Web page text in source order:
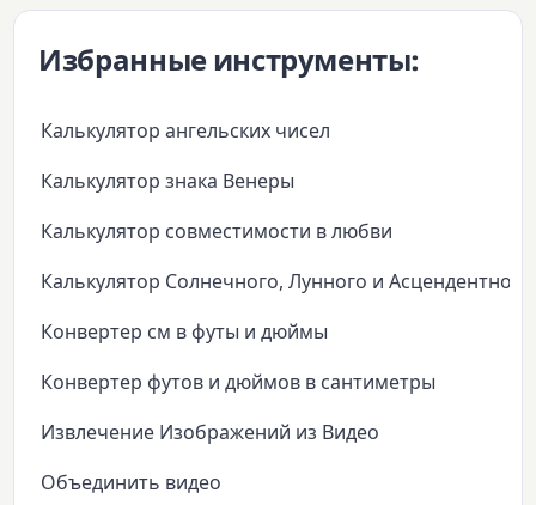
Избранные инструменты:
Калькулятор ангельских чисел
Калькулятор знака Венеры
Калькулятор совместимости в любви
Калькулятор Солнечного, Лунного и Асцендентного
Конвертер см в футы и дюймы
Конвертер футов и дюймов в сантиметры
Извлечение Изображений из Видео
Объединить видео